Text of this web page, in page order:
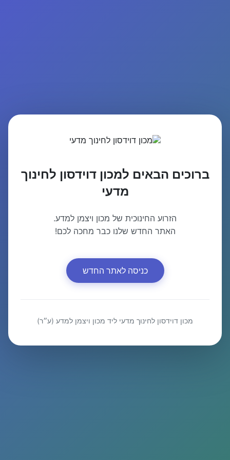
ברוכים הבאים למכון דוידסון לחינוך
מדעי
הזרוע החינוכית של מכון ויצמן למדע.
האתר החדש שלנו כבר מחכה לכם!
כניסה לאתר החדש
מכון דוידסון לחינוך מדעי ליד מכון ויצמן למדע (ע״ר)